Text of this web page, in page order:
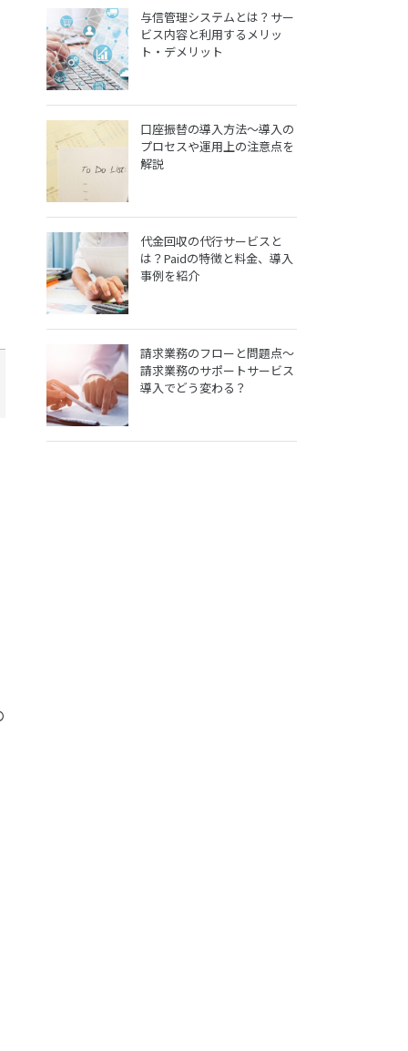
与信管理システムとは？サー
ビス内容と利用するメリッ
ト・デメリット
口座振替の導入方法～導入の
プロセスや運用上の注意点を
解説
代金回収の代行サービスと
は？Paidの特徴と料金、導入
事例を紹介
請求業務のフローと問題点～
請求業務のサポートサービス
導入でどう変わる？